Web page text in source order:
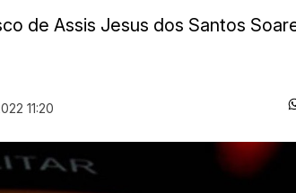
de Assis Jesus dos Santos
11:20